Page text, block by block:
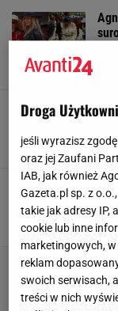
i
M
Droga
jeśli wyrazisz
oraz jej Zaufani
IAB, jak również
Gazeta.pl sp. z
takie jak adresy IP,
cookie lub inne
marketingowych,
reklam
swoich serwisach,
treści w nich